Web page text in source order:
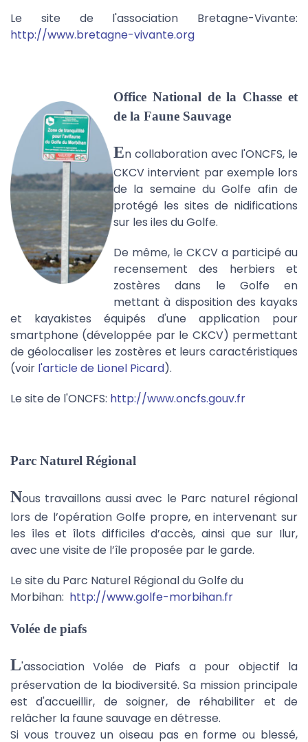
Le site de l'association Bretagne-Vivante:
http://www.bretagne-vivante.org
Office National de la Chasse et
de la Faune Sauvage
En collaboration avec l'ONCFS, le
CKCV intervient par exemple lors
de la semaine du Golfe afin de
protégé les sites de nidifications
sur les iles du Golfe.
De même, le CKCV a participé au
recensement des herbiers et
zostères dans le Golfe en
mettant à disposition des kayaks
et kayakistes équipés d'une application pour
smartphone (développée par le CKCV) permettant
de géolocaliser les zostères et leurs caractéristiques
(voir l'article de Lionel Picard).
Le site de l'ONCFS: http://www.oncfs.gouv.fr
Parc Naturel Régional
Nous travaillons aussi avec le Parc naturel régional
lors de l’opération Golfe propre, en intervenant sur
les îles et îlots difficiles d’accès, ainsi que sur Ilur,
avec une visite de l’île proposée par le garde.
Le site du Parc Naturel Régional du Golfe du
Morbihan: http://www.golfe-morbihan.fr
Volée de piafs
L'association Volée de Piafs a pour objectif la
préservation de la biodiversité. Sa mission principale
est d'accueillir, de soigner, de réhabiliter et de
relâcher la faune sauvage en détresse.
Si vous trouvez un oiseau pas en forme ou blessé,